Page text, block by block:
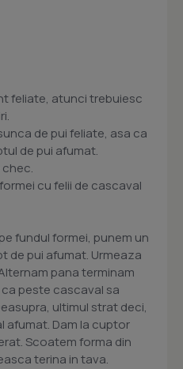
feliate, atunci trebuiesc
de pui feliate, asa ca
de pui afumat.
cu felii de cascaval
fundul formei, punem un
de pui afumat. Urmeaza
pana terminam
peste cascaval sa
ultimul strat deci,
afumat. Dam la cuptor
Scoatem forma din
terina in tava.